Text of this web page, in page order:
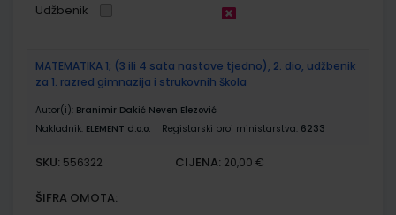
Udžbenik
MATEMATIKA 1; (3 ili 4 sata nastave tjedno), 2. dio, udžbenik
za 1. razred gimnazija i strukovnih škola
Autor(i): Branimir Dakić Neven Elezović
Nakladnik: ELEMENT d.o.o. Registarski broj ministarstva: 6233
SKU: 556322 CIJENA: 20,00 €
ŠIFRA OMOTA: